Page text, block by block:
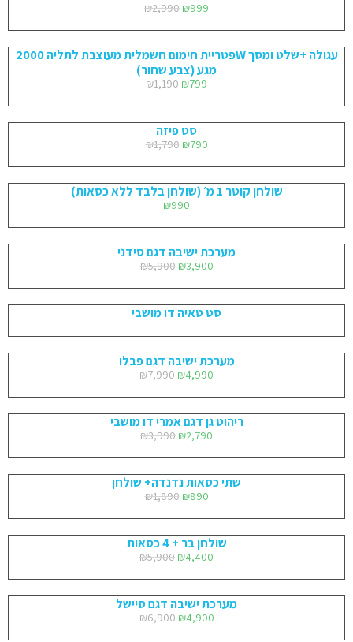
₪2,990 ₪999
פטריית חימום חשמלית מעוצבת לתליה 2000W עגולה +שלט ומסך
מגע (צבע שחור)
₪1,190 ₪799
סט פיזה
₪1,790 ₪790
שולחן קוטר 1 מ׳ (שולחן בלבד ללא כסאות)
₪990
מערכת ישיבה דגם סידני
₪5,900 ₪3,900
סט טאיה דו מושבי
מערכת ישיבה דגם פבלו
₪7,990 ₪4,990
ריהוט גן דגם אמרי דו מושבי
₪3,990 ₪2,790
שתי כסאות נדנדה+ שולחן
₪1,890 ₪890
שולחן בר + 4 כסאות
₪5,900 ₪4,400
מערכת ישיבה דגם סיישל
₪6,900 ₪4,900